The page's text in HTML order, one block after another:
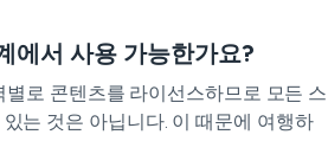
에서 사용 가능한가요?
로 콘텐츠를 라이선스하므로 모든 스
는 것은 아닙니다. 이 때문에 여행하